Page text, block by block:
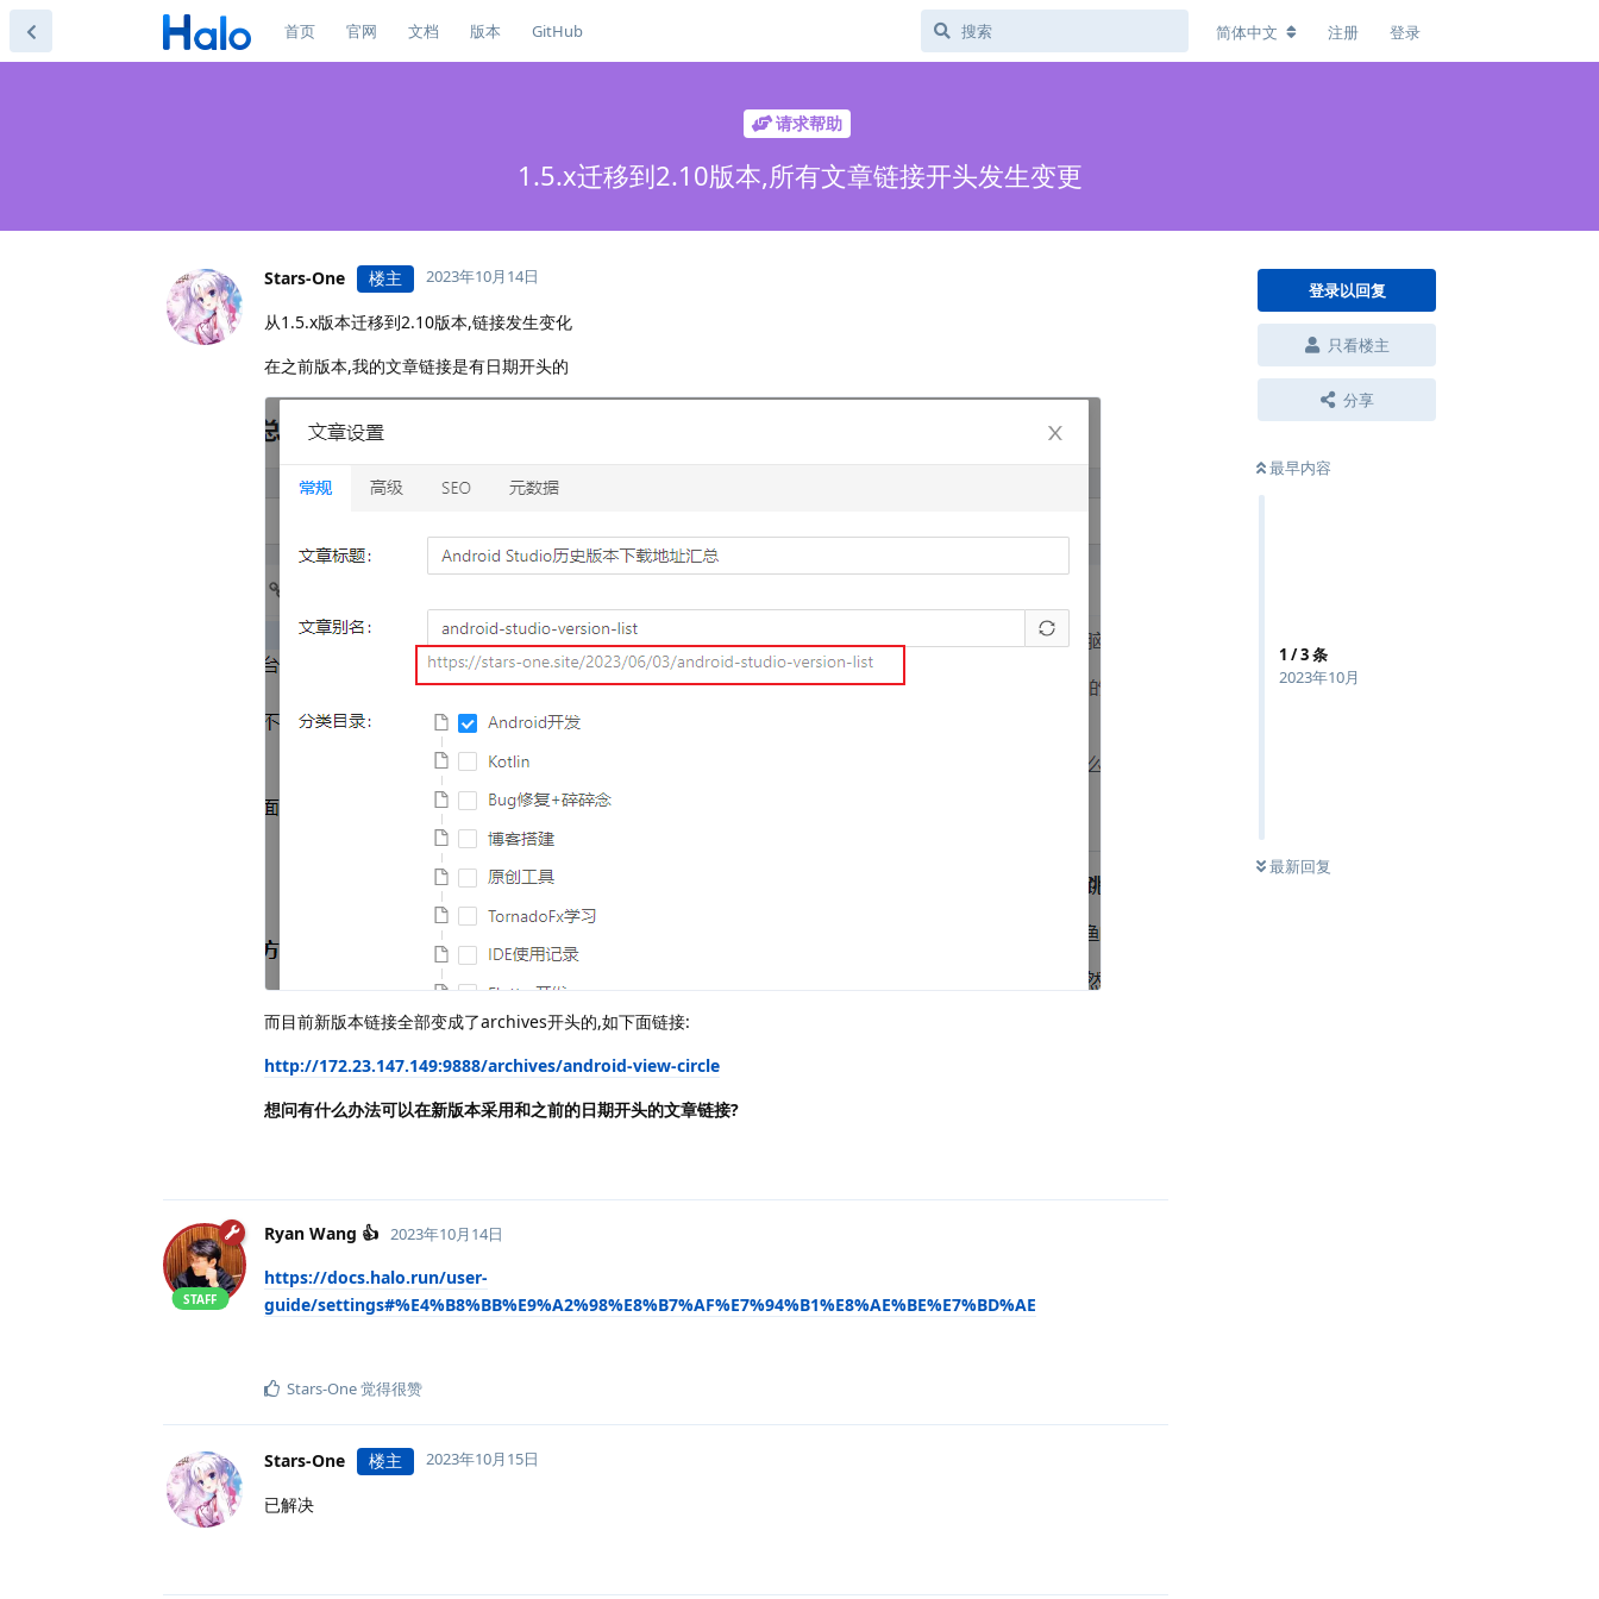
首页 官网 文档 版本 GitHub 简体中文 注册 登录
请求帮助
1.5.x迁移到2.10版本,所有文章链接开头发生变更
登录以回复
只看楼主
分享
最早内容
1 /3条
2023年10月
最新回复
Stars-One 楼主 2023年10月14日
从1.5.x版本迁移到2.10版本,链接发生变化
在之前版本,我的文章链接是有日期开头的
而目前新版本链接全部变成了archives开头的,如下面链接:
http://172.23.147.149:9888/archives/android-view-circle
想问有什么办法可以在新版本采用和之前的日期开头的文章链接?
Ryan Wang 👍
STAFF
2023年10月14日
https://docs.halo.run/user-
guide/settings#%E4%B8%BB%E9%A2%98%E8%B7%AF%E7%94%B1%E8%AE%BE%E7%BD%AE
Stars-One觉得很赞
Stars-One 楼主 2023年10月15日
已解决